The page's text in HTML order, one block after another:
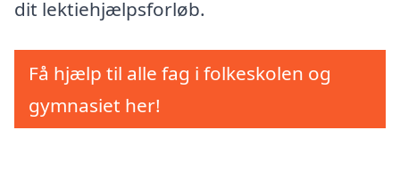
dit lektiehjælpsforløb.
Få hjælp til alle fag i folkeskolen og
gymnasiet her!